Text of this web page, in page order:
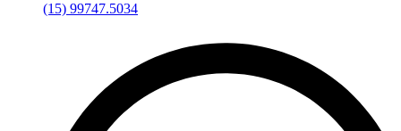
(15) 99747.5034